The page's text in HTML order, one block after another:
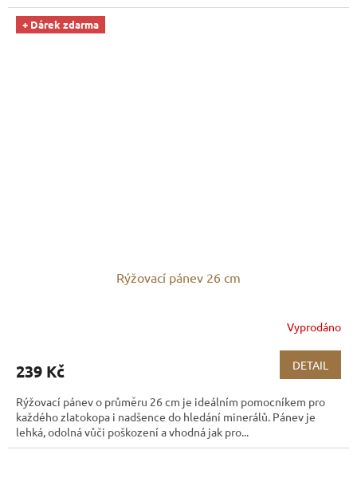
+ Dárek zdarma
Rýžovací pánev 26 cm
Vyprodáno
239 Kč DETAIL
Rýžovací pánev o průměru 26 cm je ideálním pomocníkem pro
každého zlatokopa i nadšence do hledání minerálů. Pánev je
lehká, odolná vůči poškození a vhodná jak pro...